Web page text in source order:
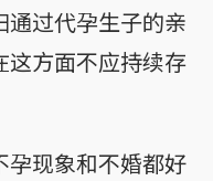
通过代孕生子的亲
这方面不应持续存
孕现象和不婚都好